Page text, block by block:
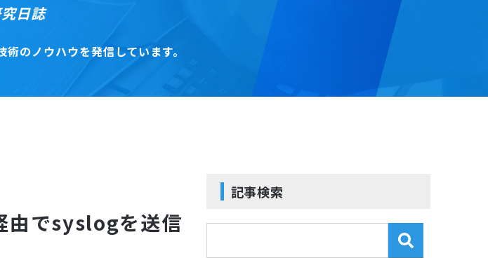
日誌
術のノウハウを発信しています。
由でsyslogを送信
記事検索